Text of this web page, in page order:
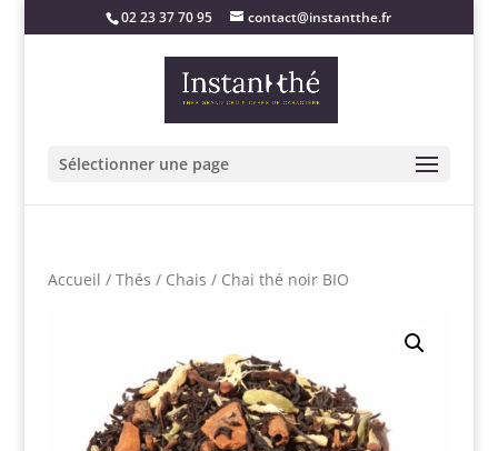
02 23 37 70 95 contact@instantthe.fr
Sélectionner une page
Accueil / Thés / Chais / Chai thé noir BIO